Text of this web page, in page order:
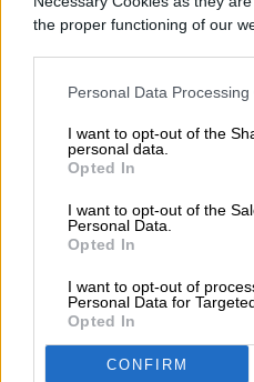
the proper functioning of our
Personal Data
I want to opt-out of the
personal data.
Opted In
I want to opt-out of the
Personal Data.
Opted In
I want to opt-out of
Personal Data for
Opted In
CONFIRM
TENDENCIAS
Cómo
traducción
apps de
UU.